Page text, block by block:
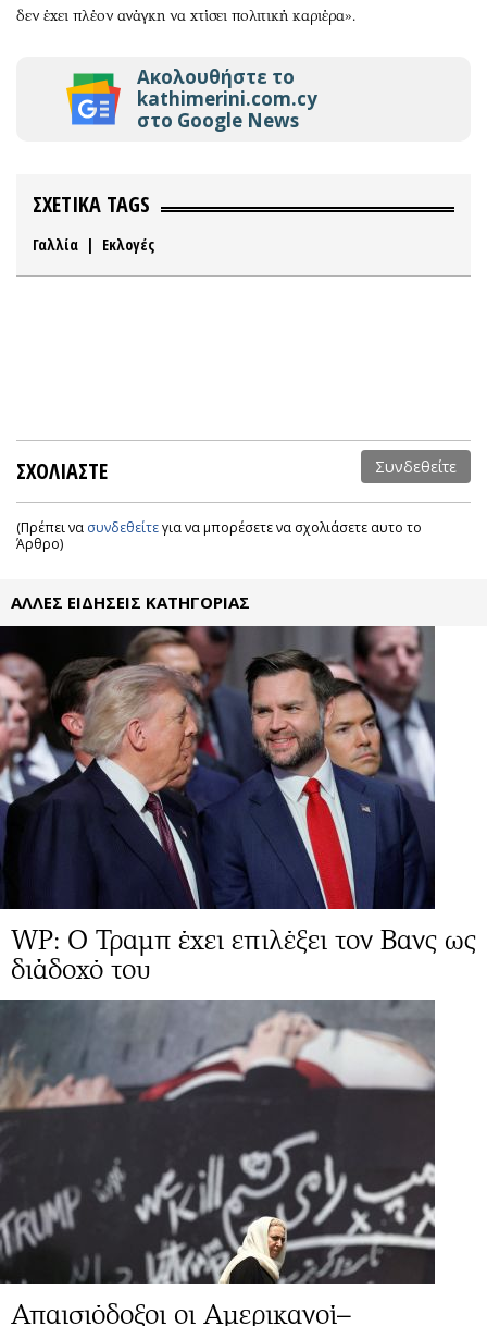
δεν έχει πλέον ανάγκη να χτίσει πολιτική καριέρα».
Ακολουθήστε το
kathimerini.com.cy
στο Google News
ΣΧΕΤΙΚΑ TAGS
Γαλλία | Εκλογές
ΣΧΟΛΙΑΣΤΕ Συνδεθείτε
(Πρέπει να συνδεθείτεγια να μπορέσετε να σχολιάσετε αυτο το
Άρθρο)
ΑΛΛΕΣ ΕΙΔΗΣΕΙΣ ΚΑΤΗΓΟΡΙΑΣ
WP: Ο Τραμπ έχει επιλέξει τον Βανς ως
διάδοχό του
Απαισιόδοξοι οι Αμερικανοί–